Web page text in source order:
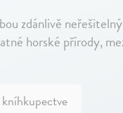
zdánlivě
horské přírody,